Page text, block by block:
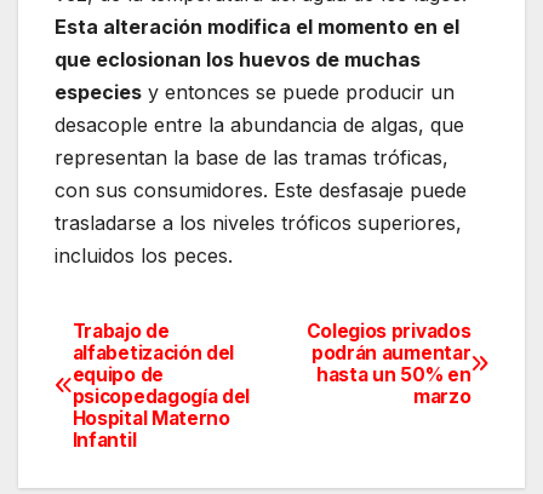
Esta alteración modifica el momento en el
que eclosionan los huevos de muchas
especies y entonces se puede producir un
desacople entre la abundancia de algas, que
representan la base de las tramas tróficas,
con sus consumidores. Este desfasaje puede
trasladarse a los niveles tróficos superiores,
incluidos los peces.
Navegación
de
entradas
Colegios privados
podrán aumentar
hasta un 50% en
marzo
Trabajo de
alfabetización del
equipo de
psicopedagogía del
Hospital Materno
Infantil